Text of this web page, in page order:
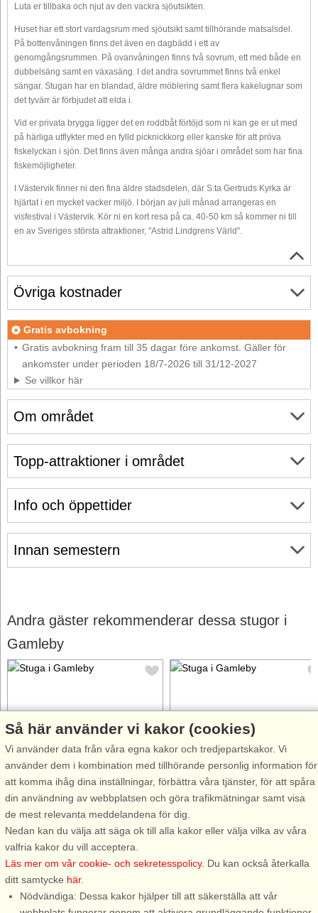
Luta er tillbaka och njut av den vackra sjöutsikten.
Huset har ett stort vardagsrum med sjöutsikt samt tillhörande matsalsdel.
På bottenvåningen finns det även en dagbädd i ett av
genomgångsrummen. På ovanvåningen finns två sovrum, ett med både en
dubbelsäng samt en växasäng. I det andra sovrummet finns två enkel
sängar. Stugan har en blandad, äldre möblering samt flera kakelugnar som
det tyvärr är förbjudet att elda i.
Vid er privata brygga ligger det en roddbåt förtöjd som ni kan ge er ut med
på härliga utflykter med en fylld picknickkorg eller kanske för att pröva
fiskelyckan i sjön. Det finns även många andra sjöar i området som har fina
fiskemöjligheter.
I Västervik finner ni den fina äldre stadsdelen, där S:ta Gertruds Kyrka är
hjärtat i en mycket vacker miljö. I början av juli månad arrangeras en
visfestival i Västervik. Kör ni en kort resa på ca. 40-50 km så kommer ni till
en av Sveriges största attraktioner, "Astrid Lindgrens Värld".
Om området
Info och öppettider
Innan semestern
Övriga kostnader
Gratis avbokning
Gratis avbokning fram till 35 dagar före ankomst. Gäller för
ankomster under perioden 18/7-2026 till 31/12-2027
Se villkor här
Topp-attraktioner i området
Andra gäster rekommenderar dessa stugor i
Gamleby
Stugnr: 64444
Gamleby
6 personer, 67 m²
40 m till sjö/hav:.
Välkommen till ett underbart
sommarboende med magisk
sjöutsikt i Lilla Oxebo utanför
Gamleby. Huset ligger vackert
natur- och sjönära med bara 40
meter ner till sjön. Till den
Stugnr: 31572
Gamleby
3 personer, 48 m²
300 m till sjö/hav:.
Underbart nybyggt hus som
har ett lantligt läge med en
utsikt över vidsträckta ängar
och Oppsjön. Huset ligger strax
Så här använder vi kakor (cookies)
Vi använder data från våra egna kakor och tredjepartskakor. Vi
använder dem i kombination med tillhörande personlig information för
att komma ihåg dina inställningar, förbättra våra tjänster, för att spåra
din användning av webbplatsen och göra trafikmätningar samt visa
de mest relevanta meddelandena för dig.
Nedan kan du välja att säga ok till alla kakor eller välja vilka av våra
valfria kakor du vill acceptera.
Läs mer om vår cookie- och sekretesspolicy. Du kan också återkalla
ditt samtycke här.
Nödvändiga: Dessa kakor hjälper till att säkerställa att vår